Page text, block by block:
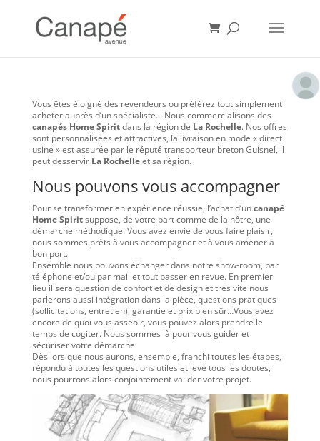
Vous êtes éloigné des revendeurs ou préférez tout simplement
acheter auprès d’un spécialiste… Nous commercialisons des
canapés Home Spiritdans la région de La Rochelle. Nos offres
sont personnalisées et attractives, la livraison en mode « direct
usine » est assurée par le réputé transporteur breton Guisnel, il
peut desservir La Rochelleet sa région.
Nous pouvons vous accompagner
Pour se transformer en expérience réussie, l’achat d’uncanapé
Home Spiritsuppose, de votre part comme de la nôtre, une
démarche méthodique. Vous avez envie de vous faire plaisir,
nous sommes prêts à vous accompagner et à vous amener à
bon port.
Ensemble nous pouvons échanger dans notre show-room, par
téléphone et/ou par mail et tout passer en revue. En premier
lieu il sera question de confort et de design et très vite nous
parlerons aussi intégration dans la pièce, questions pratiques
(sollicitations, entretien), garantie et prix bien sûr…Vous avez
encore de quoi vous asseoir, vous pouvez alors prendre le
temps de cogiter. Nous sommes là pour vous guider et
sécuriser votre démarche.
Dès lors que nous aurons, ensemble, franchi toutes les étapes,
répondu à toutes les questions utiles et levé tous les doutes,
nous pourrons alors conjointement valider votre projet.